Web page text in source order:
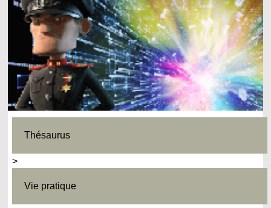
Thésaurus
>
Vie pratique